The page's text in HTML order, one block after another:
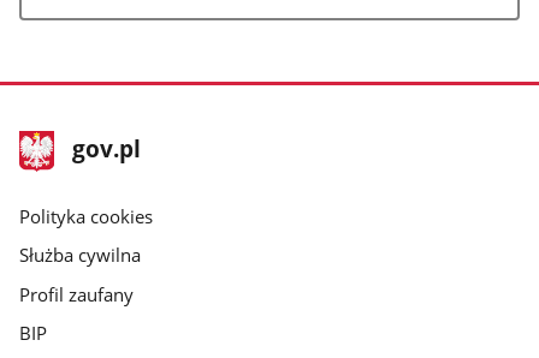
stopka
gov.pl
Strona
gov.pl
gov.pl
Polityka cookies
Służba cywilna
Profil zaufany
BIP